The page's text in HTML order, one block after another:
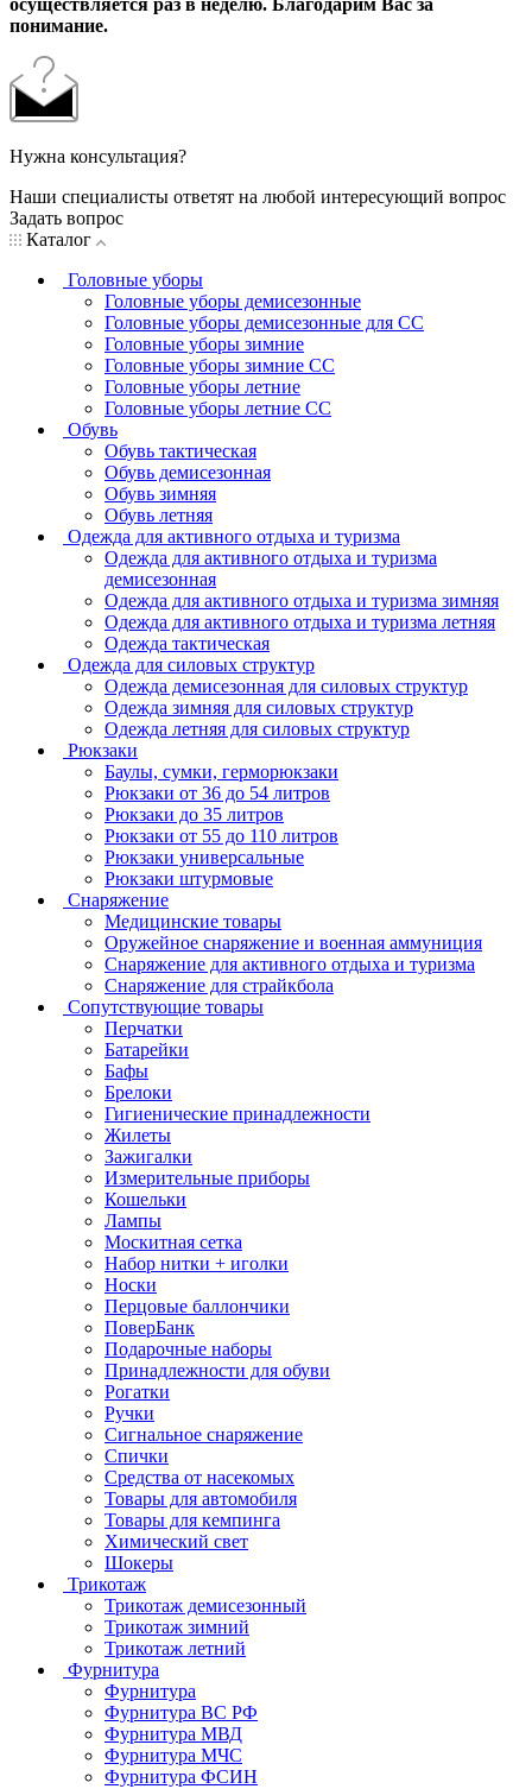
осуществляется раз в неделю. Благодарим Вас за
понимание.
Нужна консультация?
Наши специалисты ответят на любой интересующий вопрос
Задать вопрос
Каталог
Головные уборы
Головные уборы демисезонные
Головные уборы демисезонные для СС
Головные уборы зимние
Головные уборы зимние СС
Головные уборы летние
Головные уборы летние СС
Обувь
Обувь тактическая
Обувь демисезонная
Обувь зимняя
Обувь летняя
Одежда для активного отдыха и туризма
Одежда для активного отдыха и туризма
демисезонная
Одежда для активного отдыха и туризма зимняя
Одежда для активного отдыха и туризма летняя
Одежда тактическая
Одежда для силовых структур
Одежда демисезонная для силовых структур
Одежда зимняя для силовых структур
Одежда летняя для силовых структур
Рюкзаки
Баулы, сумки, герморюкзаки
Рюкзаки от 36 до 54 литров
Рюкзаки до 35 литров
Рюкзаки от 55 до 110 литров
Рюкзаки универсальные
Рюкзаки штурмовые
Снаряжение
Медицинские товары
Оружейное снаряжение и военная аммуниция
Снаряжение для активного отдыха и туризма
Снаряжение для страйкбола
Сопутствующие товары
Перчатки
Батарейки
Бафы
Брелоки
Гигиенические принадлежности
Жилеты
Зажигалки
Измерительные приборы
Кошельки
Лампы
Москитная сетка
Набор нитки + иголки
Носки
Перцовые баллончики
ПоверБанк
Подарочные наборы
Принадлежности для обуви
Рогатки
Ручки
Сигнальное снаряжение
Спички
Средства от насекомых
Товары для автомобиля
Товары для кемпинга
Химический свет
Шокеры
Трикотаж
Трикотаж демисезонный
Трикотаж зимний
Трикотаж летний
Фурнитура
Фурнитура
Фурнитура ВС РФ
Фурнитура МВД
Фурнитура МЧС
Фурнитура ФСИН